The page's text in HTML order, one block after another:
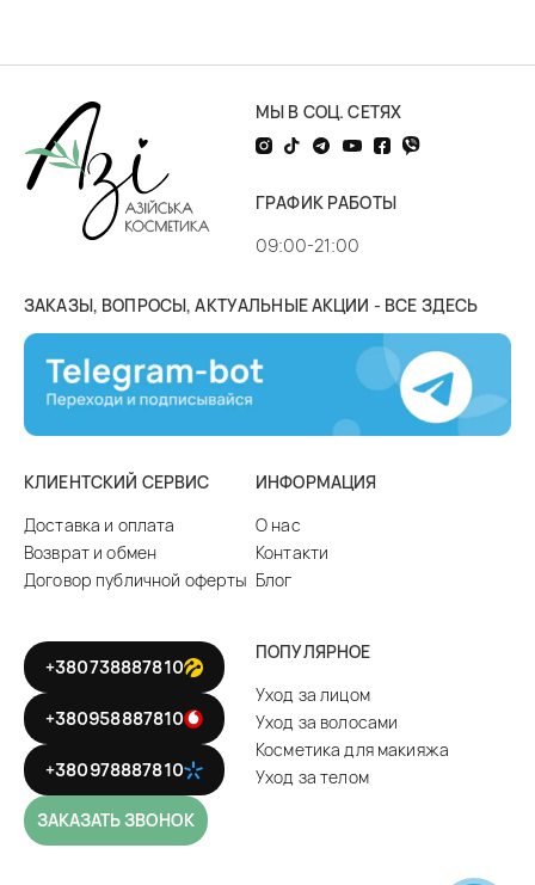
МЫ В СОЦ. СЕТЯХ
ГРАФИК РАБОТЫ
09:00-21:00
ЗАКАЗЫ, ВОПРОСЫ, АКТУАЛЬНЫЕ АКЦИИ - ВСЕ ЗДЕСЬ
КЛИЕНТСКИЙ СЕРВИС
Доставка и оплата
Возврат и обмен
Договор публичной оферты
ИНФОРМАЦИЯ
О нас
Контакти
Блог
+380738887810
+380958887810
+380978887810
ЗАКАЗАТЬ ЗВОНОК
ПОПУЛЯРНОЕ
Уход за лицом
Уход за волосами
Косметика для макияжа
Уход за телом